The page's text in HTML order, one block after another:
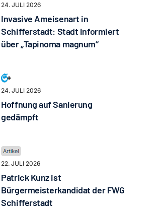
24. JULI 2026
Invasive Ameisenart in
Schifferstadt: Stadt informiert
über „Tapinoma magnum“
24. JULI 2026
Hoffnung auf Sanierung
gedämpft
22. JULI 2026
Patrick Kunz ist
Bürgermeisterkandidat der FWG
Schifferstadt